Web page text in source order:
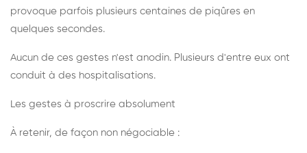
provoque parfois plusieurs centaines de piqûres en
quelques secondes.
Aucun de ces gestes n'est anodin. Plusieurs d'entre eux ont
conduit à des hospitalisations.
Les gestes à proscrire absolument
À retenir, de façon non négociable :